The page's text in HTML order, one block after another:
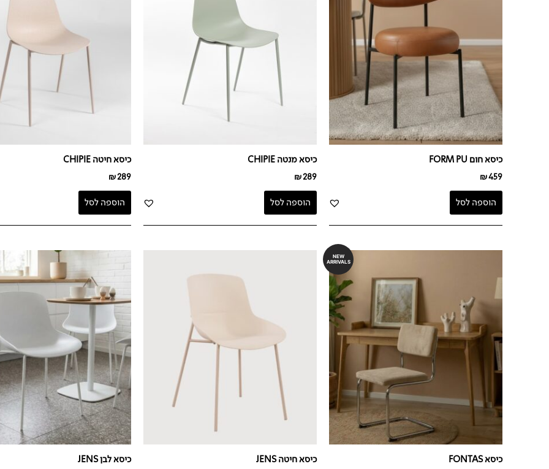
כיסא חום FORM PU
₪459
הוספה לסל
כיסא מנטה CHIPIE
₪289
הוספה לסל
כיסא חיטה CHIPIE
₪289
הוספה לסל
NEW
ARRIVALS
כיסא FONTAS כיסא חיטה JENS כיסא לבן JENS